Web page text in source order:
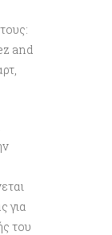
and
για
του